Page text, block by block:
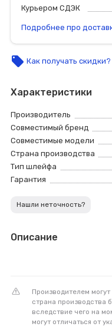
Курьером СДЭК
Подробнее про
local_offer Как получать скидки?
Характеристики
Производитель
Совместимый бренд
Совместимые модели
Страна производства
Тип шлейфа
Гарантия
Нашли неточность?
Описание
Производителем
страна производства
вследствие чего на
могут отличаться от